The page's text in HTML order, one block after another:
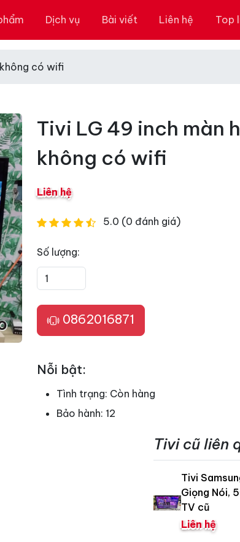
Dịch vụ Bài viết Liên hệ Top
có wifi
Tivi LG 49 inch màn
không có wifi
Liên hệ
5.0 (0 đánh giá)
Số lượng:
0862016871
Nỗi bật:
Tình trạng: Còn hàng
Bảo hành: 12
Tivi cũ liên
Tivi
Giọng Nói,
TV cũ
Liên hệ